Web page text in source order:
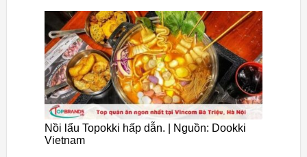
Nồi lẩu Topokki hấp dẫn. | Nguồn: Dookki
Vietnam